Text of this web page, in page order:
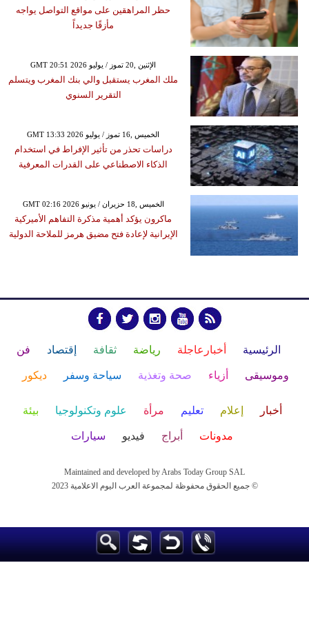
حظر المراهقين على مواقع التواصل يواجه
مأزقًا جديداً
GMT 20:51 2026 الإثنين ,20 تموز / يوليو
ملك المغرب يستقبل والي بنك المغرب ويتسلم
التقرير السنوي
GMT 13:33 2026 الخميس ,16 تموز / يوليو
دراسات تحذر من تأثير الإفراط في استخدام
الذكاء الاصطناعي على القدرات المعرفية
GMT 02:16 2026 الخميس ,18 حزيران / يونيو
ماكرون يؤكد أهمية مذكرة التفاهم الأميركية
الإيرانية لإعادة فتح مضيق هرمز للملاحة الدولية
الرئيسية أخبارعاجلة رياضة ثقافة إقتصاد فن
وموسيقى أزياء صحة وتغذية سياحة وسفر ديكور
أخبار إعلام تعليم مرأة علوم وتكنولوجيا بيئة
مدونات أبراج فيديو سيارات
Maintained and developed by Arabs Today Group SAL
جميع الحقوق محفوظة لمجموعة العرب اليوم الاعلامية 2023 ©